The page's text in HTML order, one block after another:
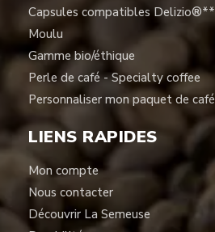
Capsules compatibles Delizio®**
Moulu
Gamme bio/éthique
Perle de café - Specialty coffee
Personnaliser mon paquet de café
LIENS RAPIDES
Mon compte
Nous contacter
Découvrir La Semeuse